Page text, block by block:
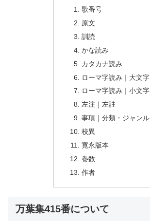
歌番号
原文
訓読
かな読み
カタカナ読み
ローマ字読み｜大文字
ローマ字読み｜小文字
左注｜左註
事項｜分類・ジャンル
校異
寛永版本
巻数
作者
万葉集415番について